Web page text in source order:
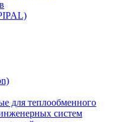
для теплообменного
систем